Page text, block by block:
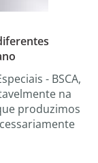
- BSCA,
na
produzimos